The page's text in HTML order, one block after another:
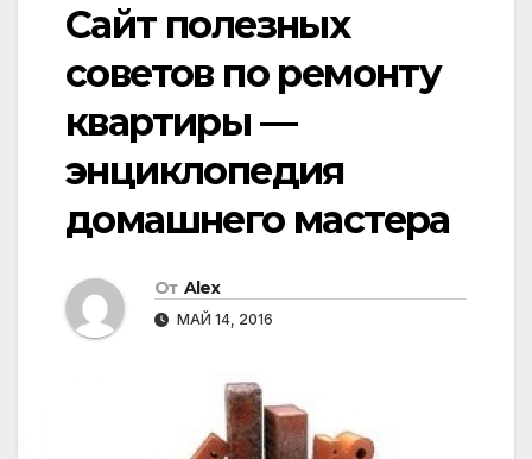
Сайт полезных
советов по ремонту
квартиры —
энциклопедия
домашнего мастера
От Alex
МАЙ 14, 2016